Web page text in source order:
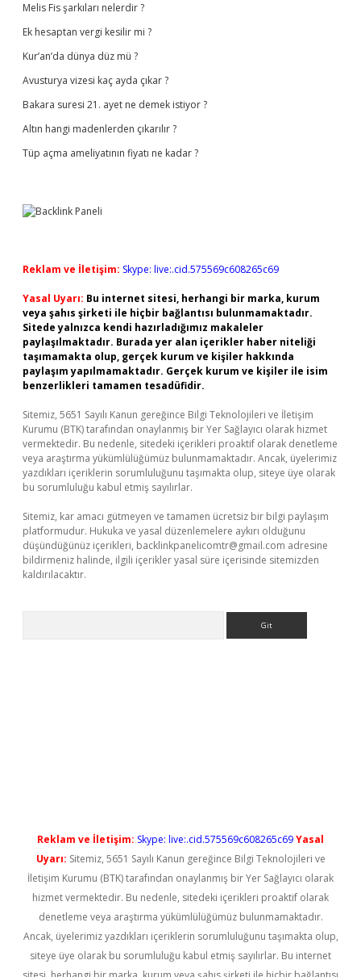
Melis Fis şarkıları nelerdir ?
Ek hesaptan vergi kesilir mi ?
Kur’an’da dünya düz mü ?
Avusturya vizesi kaç ayda çıkar ?
Bakara suresi 21. ayet ne demek istiyor ?
Altın hangi madenlerden çıkarılır ?
Tüp açma ameliyatının fiyatı ne kadar ?
Reklam ve İletişim: Skype: live:.cid.575569c608265c69
Yasal Uyarı: Bu internet sitesi, herhangi bir marka, kurum
veya şahıs şirketi ile hiçbir bağlantısı bulunmamaktadır.
Sitede yalnızca kendi hazırladığımız makaleler
paylaşılmaktadır. Burada yer alan içerikler haber niteliği
taşımamakta olup, gerçek kurum ve kişiler hakkında
paylaşım yapılmamaktadır. Gerçek kurum ve kişiler ile isim
benzerlikleri tamamen tesadüfidir.
Sitemiz, 5651 Sayılı Kanun gereğince Bilgi Teknolojileri ve İletişim
Kurumu (BTK) tarafından onaylanmış bir Yer Sağlayıcı olarak hizmet
vermektedir. Bu nedenle, sitedeki içerikleri proaktif olarak denetleme
veya araştırma yükümlülüğümüz bulunmamaktadır. Ancak, üyelerimiz
yazdıkları içeriklerin sorumluluğunu taşımakta olup, siteye üye olarak
bu sorumluluğu kabul etmiş sayılırlar.
Sitemiz, kar amacı gütmeyen ve tamamen ücretsiz bir bilgi paylaşım
platformudur. Hukuka ve yasal düzenlemelere aykırı olduğunu
düşündüğünüz içerikleri, backlinkpanelicomtr@gmail.com adresine
bildirmeniz halinde, ilgili içerikler yasal süre içerisinde sitemizden
kaldırılacaktır.
Reklam ve İletişim: Skype: live:.cid.575569c608265c69Yasal
Uyarı: Sitemiz, 5651 Sayılı Kanun gereğince Bilgi Teknolojileri ve
İletişim Kurumu (BTK) tarafından onaylanmış bir Yer Sağlayıcı olarak
hizmet vermektedir. Bu nedenle, sitedeki içerikleri proaktif olarak
denetleme veya araştırma yükümlülüğümüz bulunmamaktadır.
Ancak, üyelerimiz yazdıkları içeriklerin sorumluluğunu taşımakta olup,
siteye üye olarak bu sorumluluğu kabul etmiş sayılırlar. Bu internet